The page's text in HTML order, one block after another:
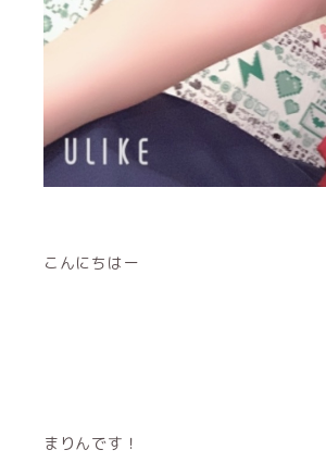
こんにちはー
まりんです！